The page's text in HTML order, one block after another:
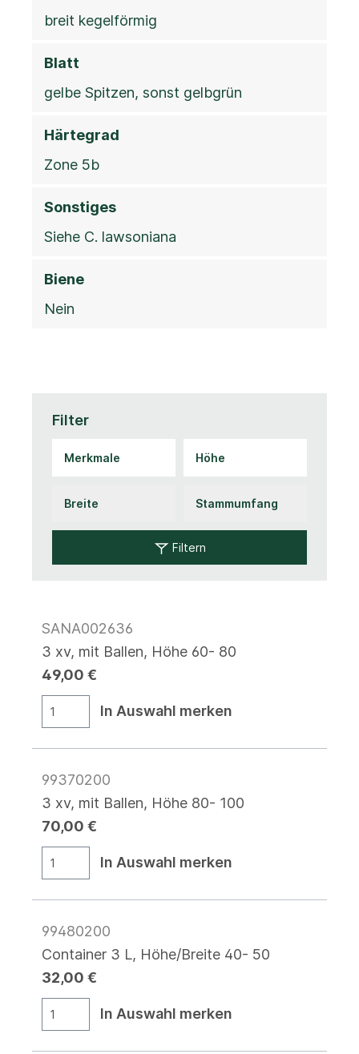
breit kegelförmig
Blatt
gelbe Spitzen, sonst gelbgrün
Härtegrad
Zone 5b
Sonstiges
Siehe C. lawsoniana
Biene
Nein
Filter
Filtern
SANA002636
3 xv, mit Ballen, Höhe 60- 80
49,00 €
In Auswahl merken
99370200
3 xv, mit Ballen, Höhe 80- 100
70,00 €
In Auswahl merken
99480200
Container 3 L, Höhe/Breite 40- 50
32,00 €
In Auswahl merken